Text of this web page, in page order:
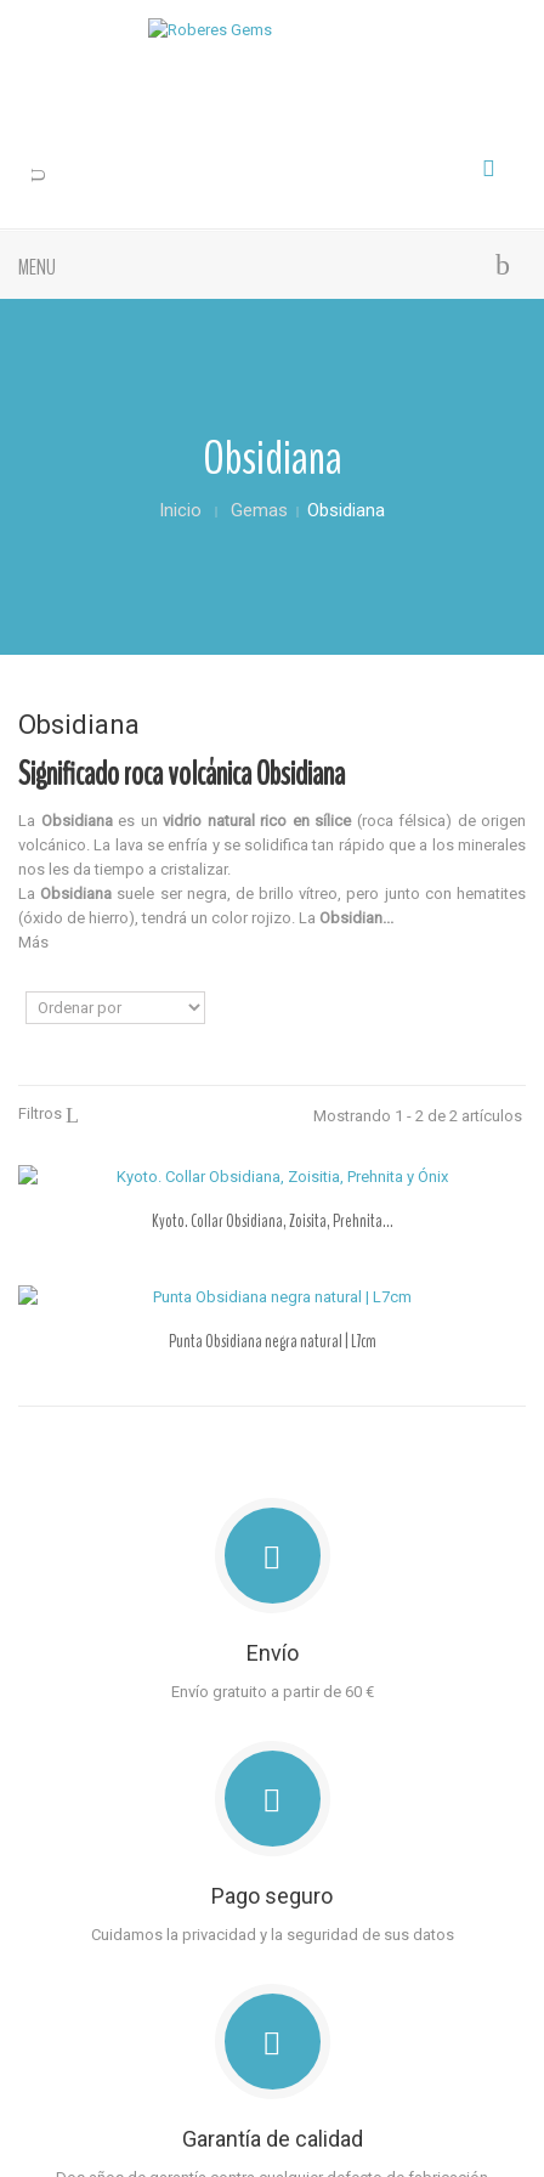
MENU
Obsidiana
Inicio Gemas Obsidiana
Obsidiana
Significado roca volcánica Obsidiana
La Obsidiana es un vidrio natural rico en sílice(roca félsica) de origen
volcánico. La lava se enfría y se solidifica tan rápido que a los minerales
nos les da tiempo a cristalizar.
La Obsidiana suele ser negra, de brillo vítreo, pero junto con hematites
(óxido de hierro), tendrá un color rojizo. La Obsidian...
Más
Mostrando 1 - 2 de 2 artículos
Filtros
Kyoto. Collar Obsidiana, Zoisita, Prehnita...
Punta Obsidiana negra natural | L7cm
Envío
Envío gratuito a partir de 60 €
Pago seguro
Cuidamos la privacidad y la seguridad de sus datos
Garantía de calidad